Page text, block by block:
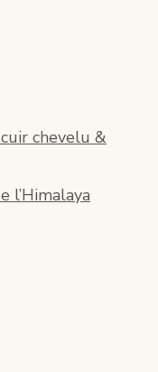
chevelu &
l’Himalaya